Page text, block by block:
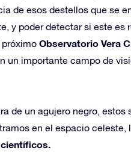
de esos destellos que se
y poder detectar si este
Observatorio Vera
un importante campo de
de un agujero negro,
en el espacio